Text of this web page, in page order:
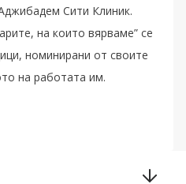
Сити Клиник.
на които вярваме” се
номинирани от своите
на работата им.